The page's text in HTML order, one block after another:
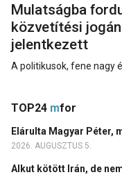
Mulatságba
közvetítési
jelentkezett
A politikusok, fene nagy
TOP24 mfor
Elárulta Magyar Péter,
2026. AUGUSZTUS 5.
Alkut kötött Irán, de